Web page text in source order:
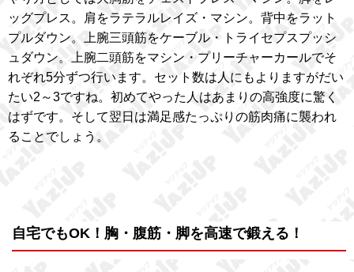
ッグプレス。肩をラテラルレイズ・マシン。背中をラット
プルダウン。上腕三頭筋をケーブル・トライセプスプッシ
ュダウン。上腕二頭筋をマシン・プリーチャーカールでそ
れぞれ5分ずつ行います。セット数は人にもよりますがだい
たい2～3ですね。初めてやった人はあまりの高強度に驚く
はずです。そして翌日は満足感たっぷりの筋肉痛に襲われ
ることでしょう。
自宅でもOK！胸・腹筋・脚を高速で鍛える！